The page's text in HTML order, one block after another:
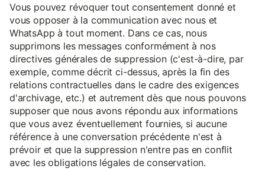
Vous pouvez révoquer tout consentement donné et
vous opposer à la communication avec nous et
WhatsApp à tout moment. Dans ce cas, nous
supprimons les messages conformément à nos
directives générales de suppression (c'est-à-dire, par
exemple, comme décrit ci-dessus, après la fin des
relations contractuelles dans le cadre des exigences
d'archivage, etc.) et autrement dès que nous pouvons
supposer que nous avons répondu aux informations
que vous avez éventuellement fournies, si aucune
référence à une conversation précédente n'est à
prévoir et que la suppression n'entre pas en conflit
avec les obligations légales de conservation.